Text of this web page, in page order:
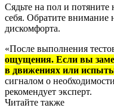
Сядьте на пол и потяните
себя. Обратите внимание
дискомфорта.
«После выполнения
ощущения. Если вы
в движениях или
сигналом о
рекомендует эксперт.
Читайте также